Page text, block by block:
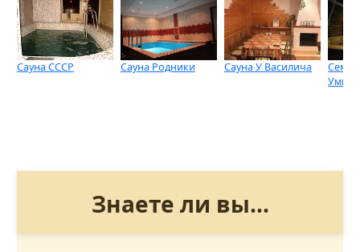
Сауна СССР Сауна Родники Сауна У Василича
Знаете ли вы...